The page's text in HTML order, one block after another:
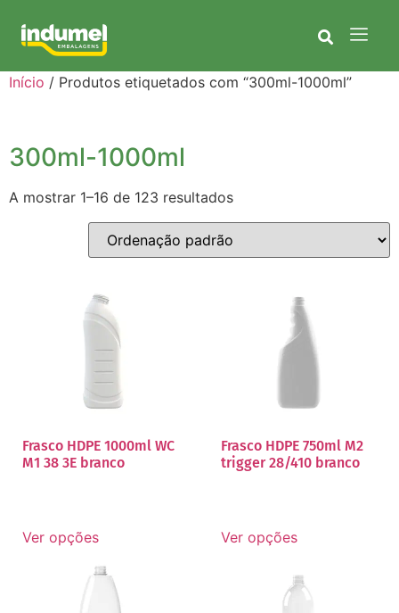
Início / Produtos etiquetados com “300ml-1000ml”
300ml-1000ml
A mostrar 1–16 de 123 resultados
Frasco HDPE 1000ml WC
M1 38 3E branco
Ver opções
Frasco HDPE 750ml M2
trigger 28/410 branco
Ver opções